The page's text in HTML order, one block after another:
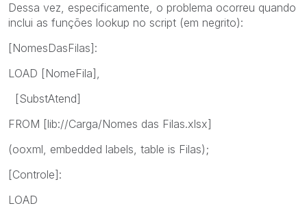
Dessa vez, especificamente, o problema ocorreu quando
inclui as funções lookup no script (em negrito):
[NomesDasFilas]:
LOAD [NomeFila],
[SubstAtend]
FROM [lib://Carga/Nomes das Filas.xlsx]
(ooxml, embedded labels, table is Filas);
[Controle]:
LOAD